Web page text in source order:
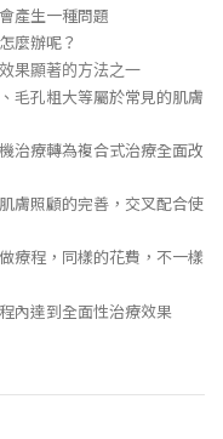
產生一種問題
麼辦呢？
果顯著的方法之一
毛孔粗大等屬於常見的肌膚
治療轉為複合式治療全面改
膚照顧的完善，交叉配合使
療程，同樣的花費，不一樣
內達到全面性治療效果